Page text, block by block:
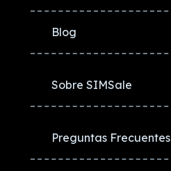
Blog
Sobre SIMSale
Preguntas Frecuentes